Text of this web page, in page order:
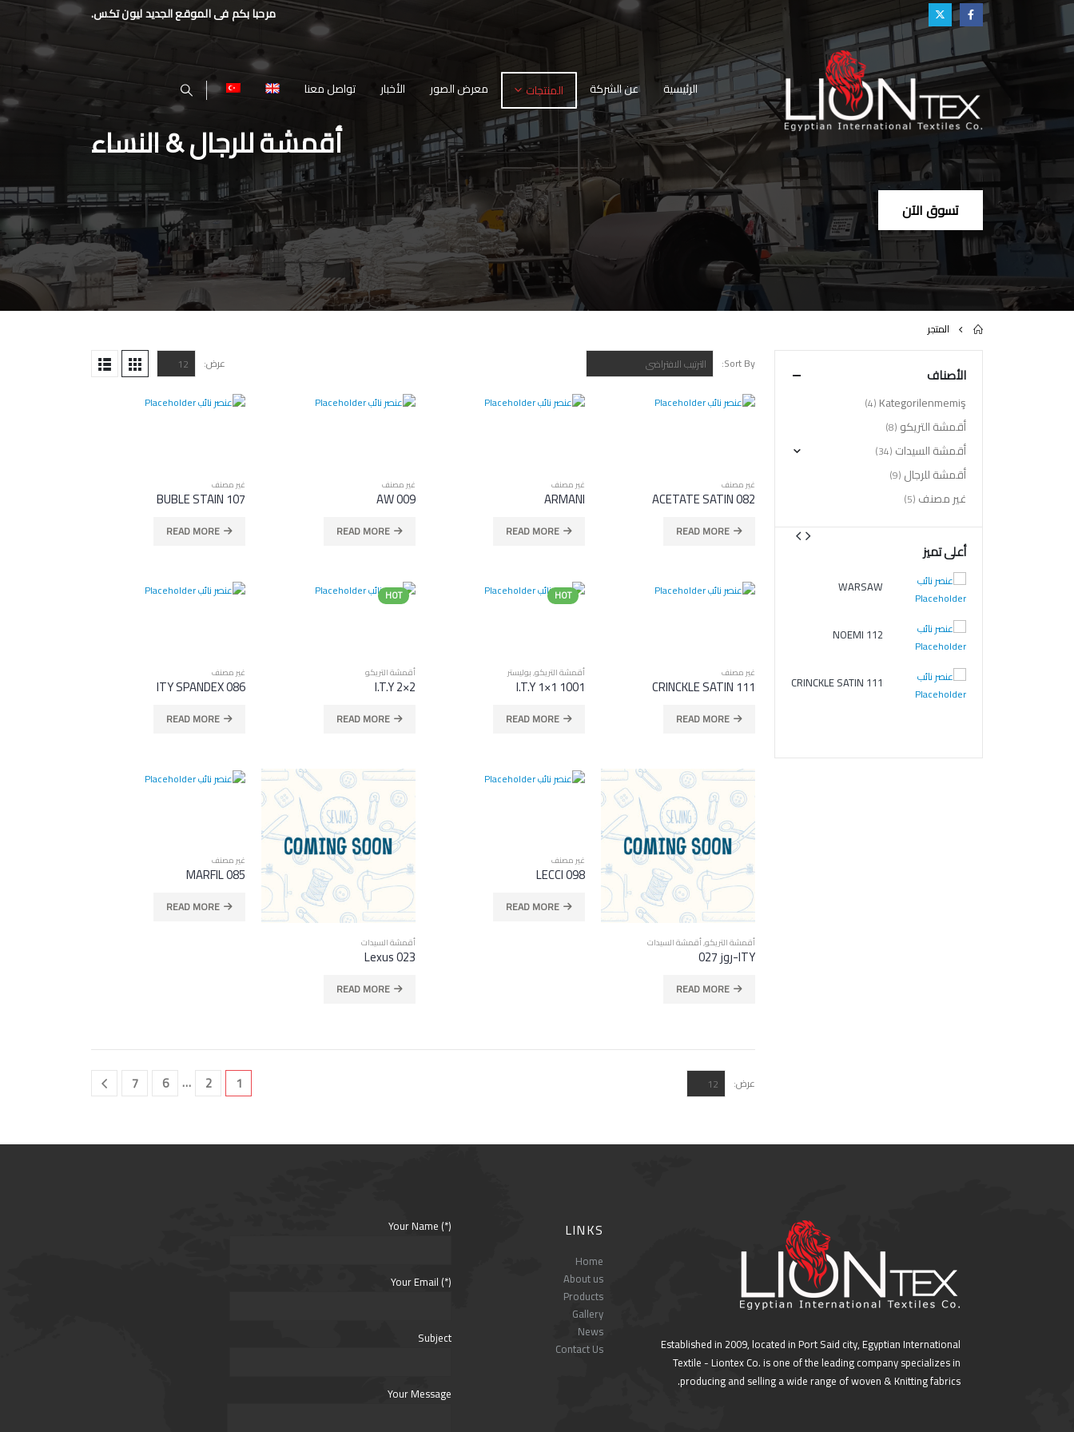
مرحبا بكم فى الموقع الجديد ليون تكس.
الرئيسية عن الشركة المنتجات معرض الصور الأخبار تواصل معنا
أقمشة للرجال & النساء
تسوق الآن
المتجر
Sort By:
عرض:
غير مصنف
ACETATE SATIN 082
READ MORE
غير مصنف
ARMANI
READ MORE
غير مصنف
AW 009
READ MORE
غير مصنف
BUBLE STAIN 107
READ MORE
غير مصنف
CRINCKLE SATIN 111
READ MORE
HOT
أقمشة التريكو,بوليستر
I.T.Y 1×1 1001
READ MORE
HOT
أقمشة التريكو
I.T.Y 2×2
READ MORE
غير مصنف
ITY SPANDEX 086
READ MORE
أقمشة التريكو,أقمشة السيدات
ITY-روز 027
READ MORE
غير مصنف
LECCI 098
READ MORE
أقمشة السيدات
Lexus 023
READ MORE
غير مصنف
MARFIL 085
READ MORE
عرض: 1
2
…
6
7
الأصناف
Kategorilenmemiş
(4)
أقمشة التريكو (8)
أقمشة السيدات (34)
أقمشة للرجال (9)
غير مصنف (5)
أعلى تميز
CRINCKLE SATIN 111
WARSAW
NOEMI 112
CRINCKLE SATIN 111
WARSAW
CRINCKLE SATIN 111
NOEMI 112
Established in 2009, located in Port Said city, Egyptian International
Textile - Liontex Co. is one of the leading company specializes in
producing and selling a wide range of woven & Knitting fabrics.
LINKS
Home
About us
Products
Gallery
News
Contact Us
Your Name (*)
Your Email (*)
Subject
Your Message